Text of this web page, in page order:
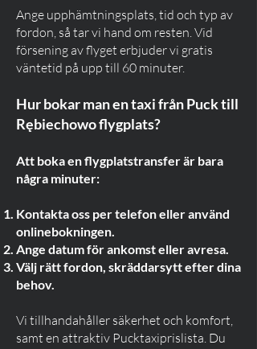
Ange upphämtningsplats, tid och typ av
fordon, så tar vi hand om resten. Vid
försening av flyget erbjuder vi gratis
väntetid på upp till 60 minuter.
Hur bokar man en taxi från Puck till
Rębiechowo flygplats?
Att boka en flygplatstransfer är bara
några minuter:
Kontakta oss per telefon eller använd
onlinebokningen.
Ange datum för ankomst eller avresa.
Välj rätt fordon, skräddarsytt efter dina
behov.
Vi tillhandahåller säkerhet och komfort,
samt en attraktiv Pucktaxiprislista. Du